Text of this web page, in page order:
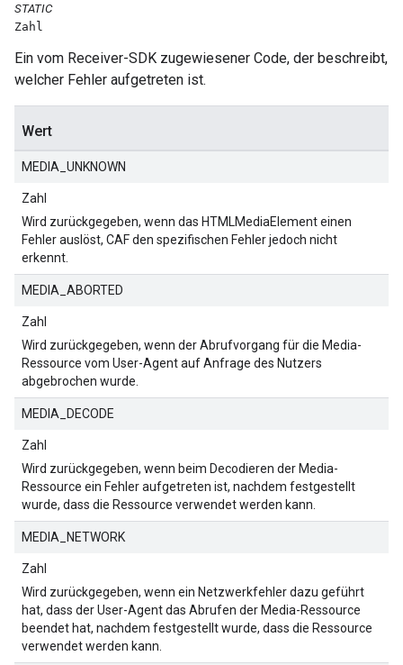
STATIC
Zahl
Ein vom Receiver-SDK zugewiesener Code, der beschreibt,
welcher Fehler aufgetreten ist.
Wert
MEDIA_UNKNOWN
Zahl
Wird zurückgegeben, wenn das HTMLMediaElement einen
Fehler auslöst, CAF den spezifischen Fehler jedoch nicht
erkennt.
MEDIA_ABORTED
Zahl
Wird zurückgegeben, wenn der Abrufvorgang für die Media-
Ressource vom User-Agent auf Anfrage des Nutzers
abgebrochen wurde.
MEDIA_DECODE
Zahl
Wird zurückgegeben, wenn beim Decodieren der Media-
Ressource ein Fehler aufgetreten ist, nachdem festgestellt
wurde, dass die Ressource verwendet werden kann.
MEDIA_NETWORK
Zahl
Wird zurückgegeben, wenn ein Netzwerkfehler dazu geführt
hat, dass der User-Agent das Abrufen der Media-Ressource
beendet hat, nachdem festgestellt wurde, dass die Ressource
verwendet werden kann.